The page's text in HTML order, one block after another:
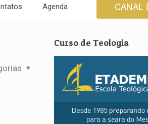
Agenda CANAL
Curso de Teologia